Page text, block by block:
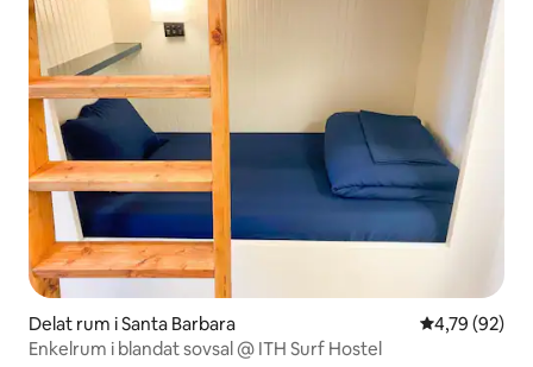
Delat rum i Santa Barbara 4,79 av 5 i
4,79 (92)
Enkelrum i blandat sovsal @ ITH Surf Hostel